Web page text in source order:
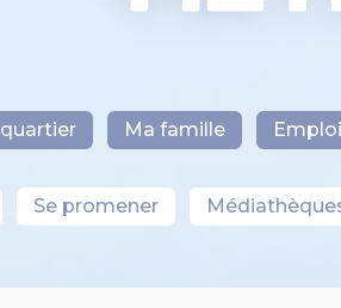
Ma famille Emploi
Se promener